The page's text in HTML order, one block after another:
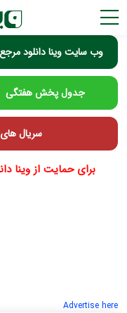
وب سایت وینا دانلود
جدول پخش هفتگی
سریال های
برای حمایت از وینا
Advertise here